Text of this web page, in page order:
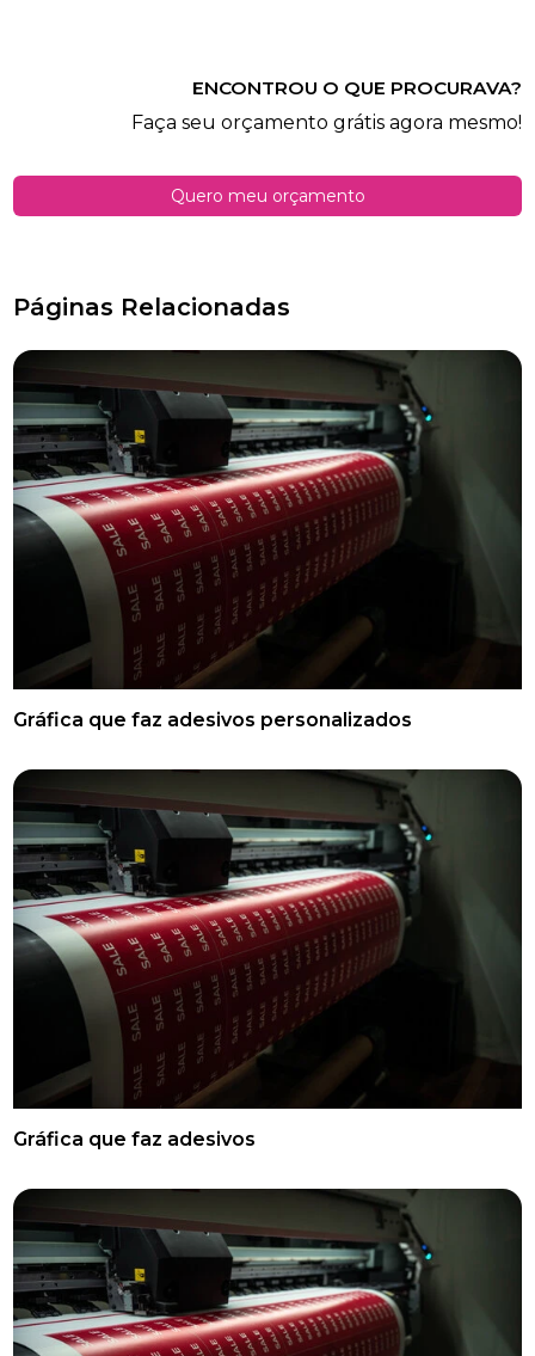
ENCONTROU O QUE PROCURAVA?
Faça seu orçamento grátis agora mesmo!
Quero meu orçamento
Páginas Relacionadas
Gráfica que faz adesivos personalizados
Gráfica que faz adesivos